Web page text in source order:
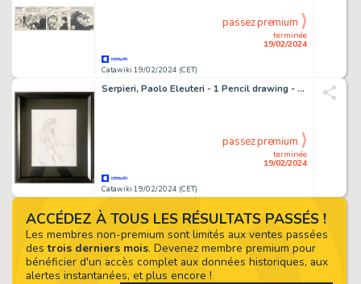
Catawiki 19/02/2024 (CET)
terminée
19/02/2024
passez premium
Serpieri, Paolo Eleuteri - 1 Pencil drawing - Druuna
Catawiki 19/02/2024 (CET)
terminée
19/02/2024
passez premium
ACCÉDEZ À TOUS LES RÉSULTATS PASSÉS !
Les membres non-premium sont limités aux ventes passées
destrois derniers mois. Devenez membre premium pour
bénéficier d'un accès complet aux données historiques, aux
alertes instantanées, et plus encore !